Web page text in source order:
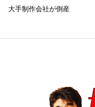
大手制作会社が倒産